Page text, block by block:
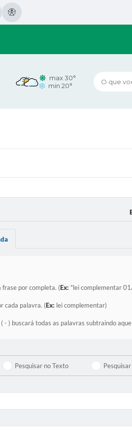
O que
max 30°
min 20°
frase por completa. (Ex: "lei complementar
cada palavra. (Ex: lei complementar)
- ) buscará todas as palavras subtraindo
Pesquisar no Texto